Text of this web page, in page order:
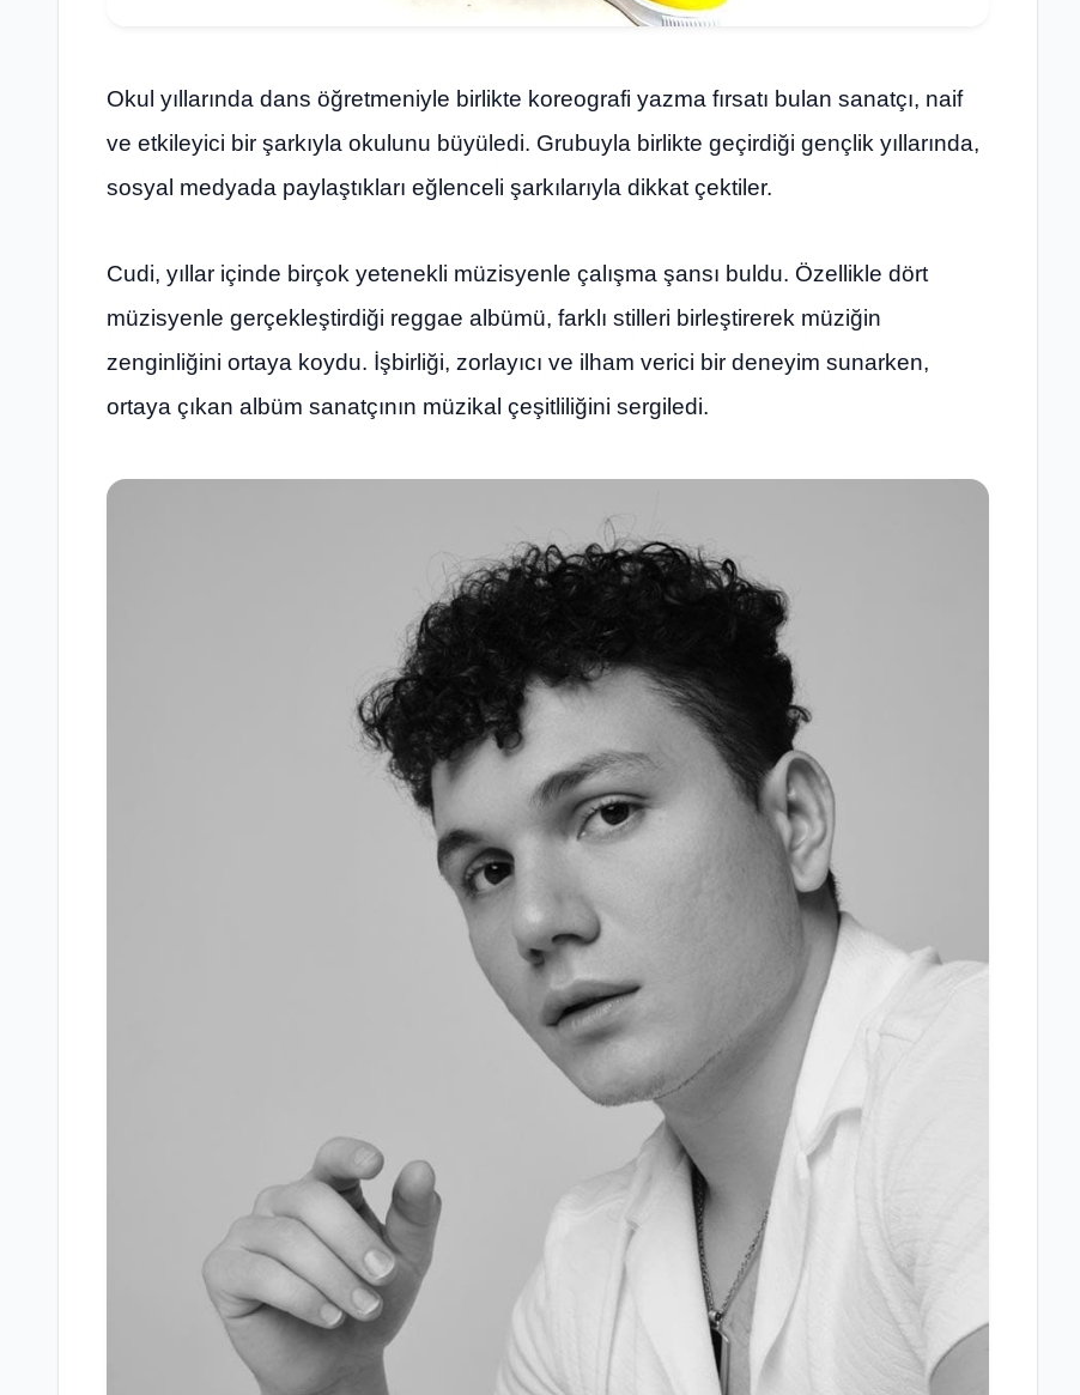
Okul yıllarında dans öğretmeniyle birlikte koreografi yazma fırsatı bulan sanatçı, naif
ve etkileyici bir şarkıyla okulunu büyüledi. Grubuyla birlikte geçirdiği gençlik yıllarında,
sosyal medyada paylaştıkları eğlenceli şarkılarıyla dikkat çektiler.
Cudi, yıllar içinde birçok yetenekli müzisyenle çalışma şansı buldu. Özellikle dört
müzisyenle gerçekleştirdiği reggae albümü, farklı stilleri birleştirerek müziğin
zenginliğini ortaya koydu. İşbirliği, zorlayıcı ve ilham verici bir deneyim sunarken,
ortaya çıkan albüm sanatçının müzikal çeşitliliğini sergiledi.